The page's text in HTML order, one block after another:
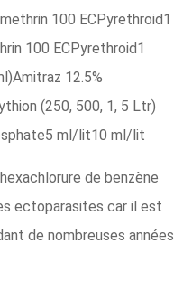
100 ECPyrethroid1
100 ECPyrethroid1
12.5%
(250, 500, 1, 5 Ltr)
ml/lit10 ml/lit
de benzène
ectoparasites car il est
de nombreuses années